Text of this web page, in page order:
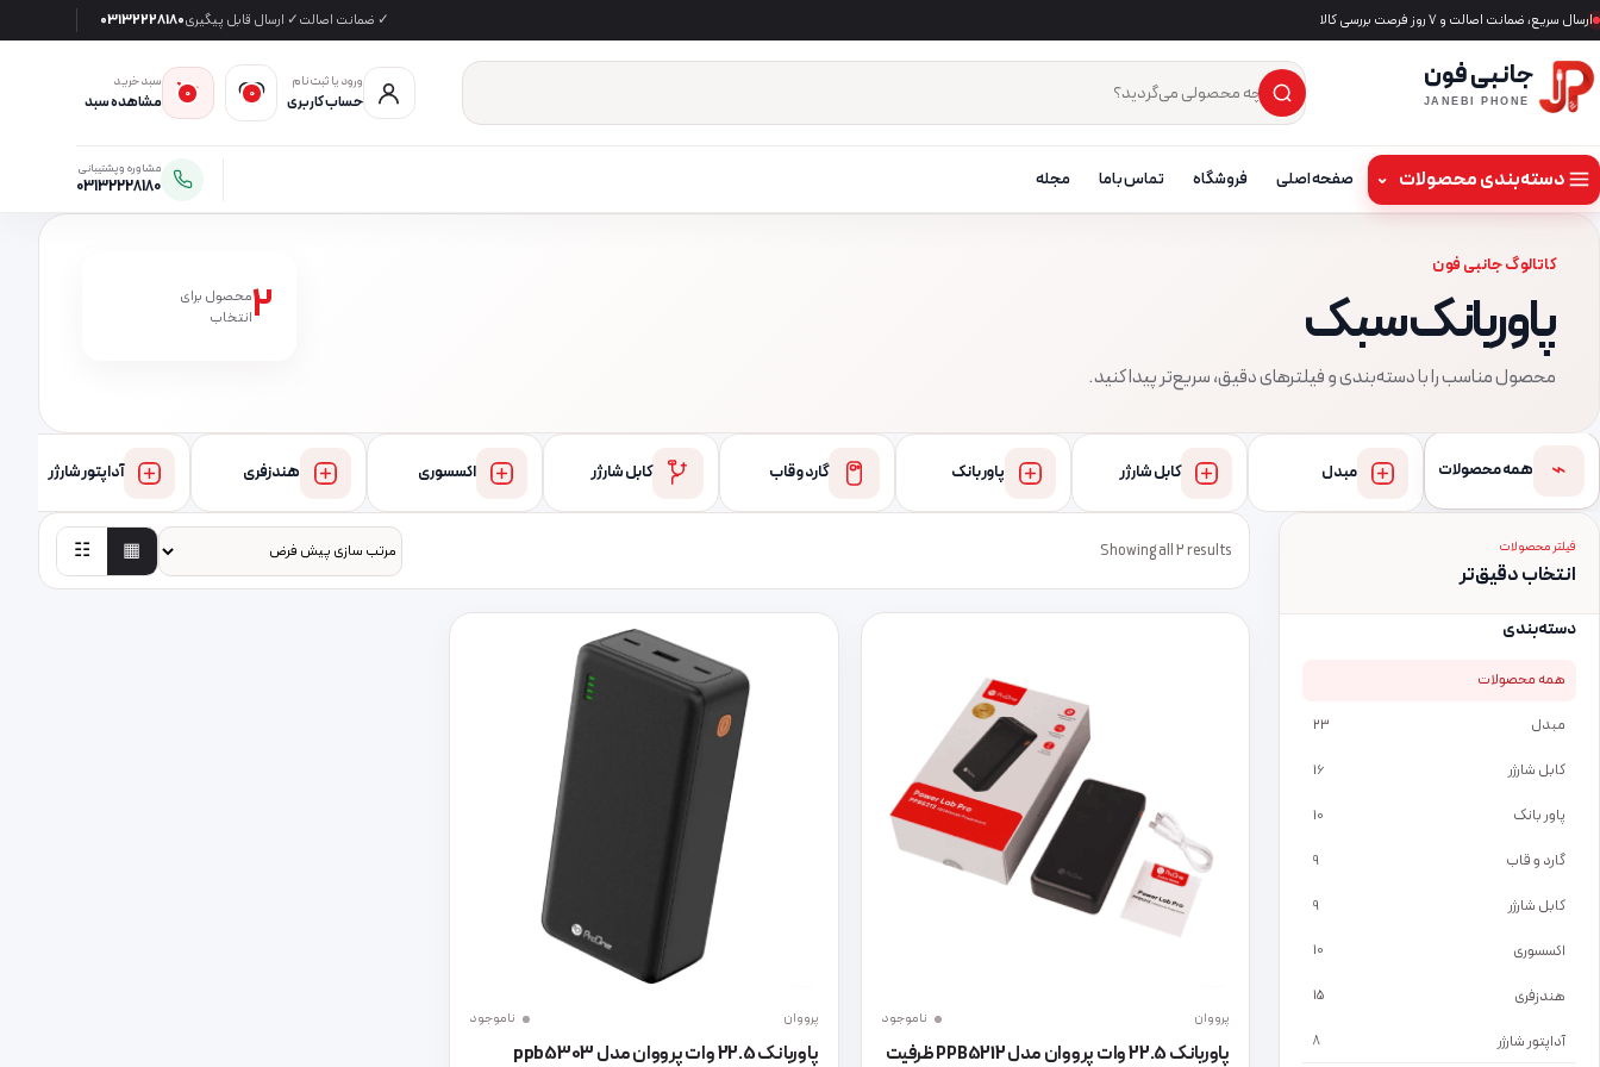
ارسال سریع، ضمانت اصالت و ۷ روز فرصت بررسی کالا ✓ ضمانت اصالت✓ ارسال قابل پیگیری03132228180
جانبی فون
JANEBI PHONE جست‌وجوی محصول
× ورود یا ثبت‌نام
حساب کاربری 0
0
سبد خرید
مشاهده سبد
دسته‌بندی محصولات ⌄ صفحه اصلی فروشگاه تماس باما مجله مشاوره و پشتیبانی
03132228180
کاتالوگ جانبی فون
پاوربانک سبک
محصول مناسب را با دسته‌بندی و فیلترهای دقیق، سریع‌تر پیدا کنید.
2محصول برای
انتخاب
⌁ همه محصولات مبدل کابل شارژر پاور بانک گارد و قاب کابل شارژر اکسسوری هندزفری آداپتور شارژر
فیلتر محصولات
انتخاب دقیق‌تر
دسته‌بندی
همه محصولات
مبدل 23
کابل شارژر 16
پاور بانک 10
گارد و قاب 9
کابل شارژر 9
اکسسوری 10
هندزفری 15
آداپتور شارژر 8
Showing all 2 results
▦
☷
پرووان ناموجود
پاوربانک 22.5 وات پرووان مدل PPB5212 ظرفیت
پرووان ناموجود
پاوربانک 22.5 وات پرووان مدل ppb5303